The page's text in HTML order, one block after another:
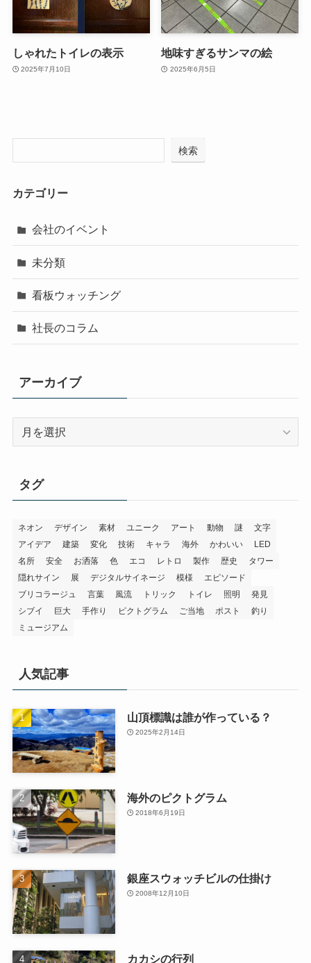
しゃれたトイレの表示
2025年7月10日
地味すぎるサンマの絵
2025年6月5日
検索
カテゴリー
会社のイベント
未分類
看板ウォッチング
社長のコラム
アーカイブ
ブ
タグ
ネオン デザイン 素材 ユニーク アート 動物 謎
文字
アイデア
建築 変化 技術 キャラ 海外 かわいい
LED
名所
安全 お洒落 色 エコ レトロ 製作 歴史
タワー
隠れサイン
展 デジタルサイネージ 模様
エピソード
ブリコラージュ
言葉 風流 トリック トイレ 照明
発見
シブイ
巨大 手作り ピクトグラム ご当地 ポスト
釣り
ミュージアム
人気記事
山頂標識は誰が作っている？
2025年2月14日
海外のピクトグラム
2018年6月19日
銀座スウォッチビルの仕掛け
2008年12月10日
カカシの行列